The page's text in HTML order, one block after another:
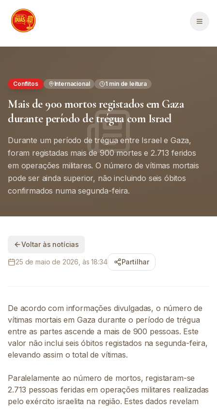
Conflitos Internacional 1 min de leitura
Mais de 900 mortos registados em Gaza
durante período de trégua com Israel
Durante um período de trégua entre Israel e Gaza,
foram registadas mais de 900 mortes e 2.713 feridos
em operações militares. O número de vítimas mortais
pode ser ainda superior, não incluindo seis óbitos
confirmados numa segunda-feira.
Voltar às notícias
25 de maio de 2026, às 18:34 Partilhar
De acordo com informações divulgadas, o número de
vítimas mortais em Gaza durante o período de trégua
entre as partes ascende a mais de 900 pessoas. Este
valor não inclui seis óbitos registados na segunda-feira,
elevando assim o total de vítimas.
Paralelamente ao número de mortos, registaram-se
2.713 pessoas feridas em operações militares realizadas
pelo exército israelita na região. Estes dados revelam